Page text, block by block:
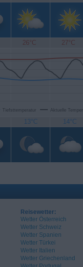
26°C 27°C
Tiefsttemperatur Aktuelle
13°C 14°C
Reisewetter:
Wetter Österreich
Wetter Schweiz
Wetter Spanien
Wetter Türkei
Wetter Italien
Wetter Griechenland